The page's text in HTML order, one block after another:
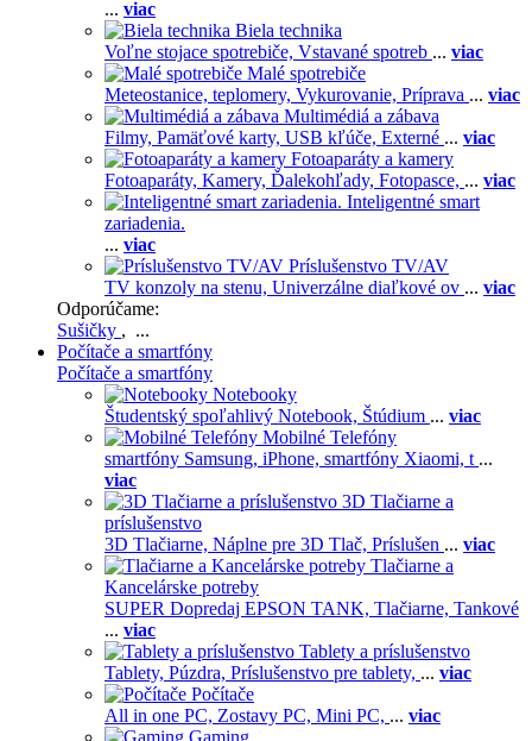
... viac
Biela technika
Voľne stojace spotrebiče, Vstavané spotreb ... viac
Malé spotrebiče
Meteostanice, teplomery, Vykurovanie, Príprava ... viac
Multimédiá a zábava
Filmy, Pamäťové karty, USB kľúče, Externé ... viac
Fotoaparáty a kamery
Fotoaparáty, Kamery, Ďalekohľady, Fotopasce, ... viac
Inteligentné smart
zariadenia.
... viac
Príslušenstvo TV/AV
TV konzoly na stenu, Univerzálne diaľkové ov ... viac
Odporúčame:
Sušičky , ...
Počítače a smartfóny
Počítače a smartfóny
Notebooky
Študentský spoľahlivý Notebook, Štúdium ... viac
Mobilné Telefóny
smartfóny Samsung, iPhone, smartfóny Xiaomi, t ...
viac
3D Tlačiarne a
príslušenstvo
3D Tlačiarne, Náplne pre 3D Tlač, Príslušen ... viac
Tlačiarne a
Kancelárske potreby
SUPER Dopredaj EPSON TANK, Tlačiarne, Tankové
... viac
Tablety a príslušenstvo
Tablety, Púzdra, Príslušenstvo pre tablety, ... viac
Počítače
All in one PC, Zostavy PC, Mini PC, ... viac
Gaming